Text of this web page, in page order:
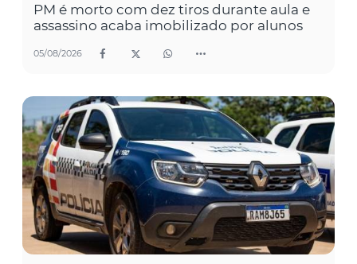
PM é morto com dez tiros durante aula e
assassino acaba imobilizado por alunos
05/08/2026